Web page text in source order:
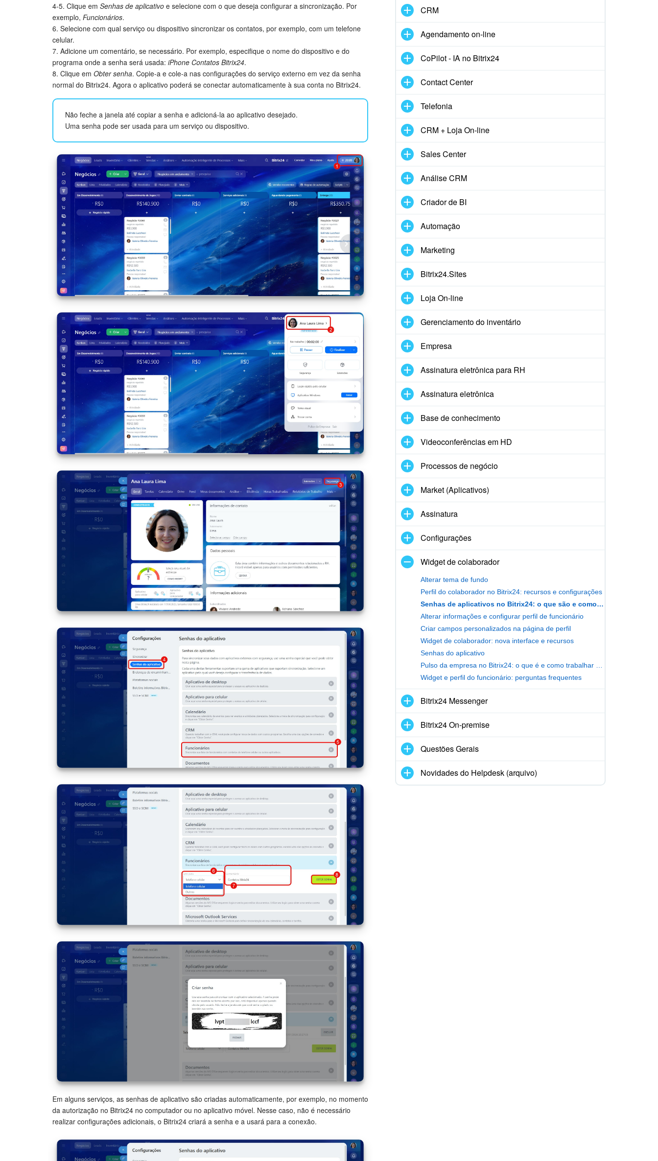
4-5. Clique em Senhas de aplicativo e selecione com o que deseja configurar a sincronização. Por
exemplo, Funcionários.
6. Selecione com qual serviço ou dispositivo sincronizar os contatos, por exemplo, com um telefone
celular.
7. Adicione um comentário, se necessário. Por exemplo, especifique o nome do dispositivo e do
programa onde a senha será usada: iPhone Contatos Bitrix24.
8. Clique em Obter senha. Copie-a e cole-a nas configurações do serviço externo em vez da senha
normal do Bitrix24. Agora o aplicativo poderá se conectar automaticamente à sua conta no Bitrix24.
Não feche a janela até copiar a senha e adicioná-la ao aplicativo desejado.
Uma senha pode ser usada para um serviço ou dispositivo.
Em alguns serviços, as senhas de aplicativo são criadas automaticamente, por exemplo, no momento
da autorização no Bitrix24 no computador ou no aplicativo móvel. Nesse caso, não é necessário
realizar configurações adicionais, o Bitrix24 criará a senha e a usará para a conexão.
CRM
Agendamento on-line
CoPilot - IA no Bitrix24
Contact Center
Telefonia
CRM + Loja On-line
Sales Center
Análise CRM
Criador de BI
Automação
Marketing
Bitrix24.Sites
Loja On-line
Gerenciamento do inventário
Empresa
Assinatura eletrônica para RH
Assinatura eletrônica
Base de conhecimento
Videoconferências em HD
Processos de negócio
Market (Aplicativos)
Assinatura
Configurações
Widget de colaborador
Alterar tema de fundo
Perfil do colaborador no Bitrix24: recursos e configurações
Senhas de aplicativos no Bitrix24: o que são e como usá-las
Alterar informações e configurar perfil de funcionário
Criar campos personalizados na página de perfil
Widget de colaborador: nova interface e recursos
Senhas do aplicativo
Widget e perfil do funcionário: perguntas frequentes
Bitrix24 Messenger
Bitrix24 On-premise
Questões Gerais
Novidades do Helpdesk (arquivo)